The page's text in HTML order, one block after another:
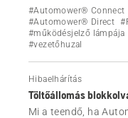
telepítésben a
automatikusan
Tudja meg, hogyan.
#Automower® Connect
#Automower® Direct
#működésjelző lámpája
#vezetőhuzal
Hibaelhárítás
Töltőállomás
Mi a teendő, ha